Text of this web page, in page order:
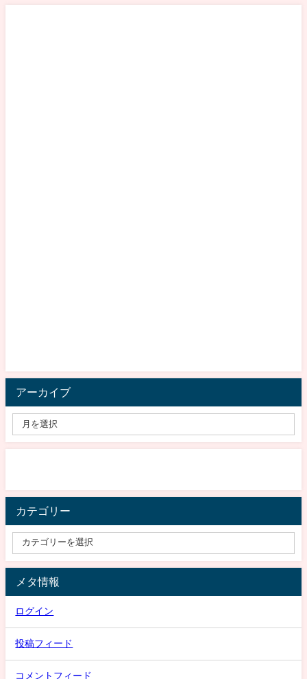
アーカイブ
カテゴリー
メタ情報
ログイン
投稿フィード
コメントフィード